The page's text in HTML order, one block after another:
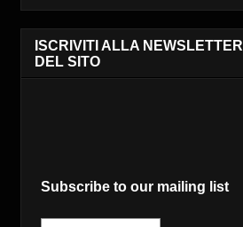
ISCRIVITI ALLA NEWSLETTER
DEL SITO
Subscribe to our mailing list